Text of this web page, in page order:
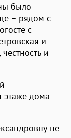
было
– рядом с
с
и
и
этаже дома
не